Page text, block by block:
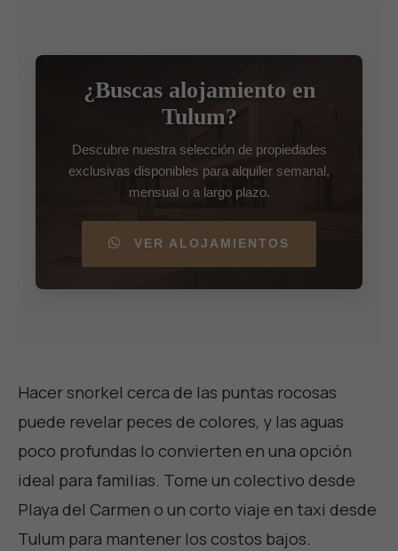
¿Buscas alojamiento en
Tulum?
Descubre nuestra selección de propiedades
exclusivas disponibles para alquiler semanal,
mensual o a largo plazo.
VER ALOJAMIENTOS
Hacer snorkel cerca de las puntas rocosas
puede revelar peces de colores, y las aguas
poco profundas lo convierten en una opción
ideal para familias. Tome un colectivo desde
Playa del Carmen o un corto viaje en taxi desde
Tulum para mantener los costos bajos.